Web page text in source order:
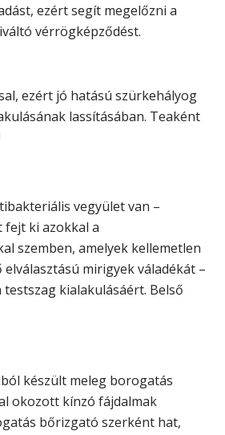
ezért segít megelőzni a
vérrögképződést.
ezért jó hatású szürkehályog
lassításában. Teaként
vegyület van –
ki azokkal a
szemben, amelyek kellemetlen
mirigyek váladékát –
kialakulásáért. Belső
készült meleg borogatás
okozott kínzó fájdalmak
bőrizgató szerként hat,